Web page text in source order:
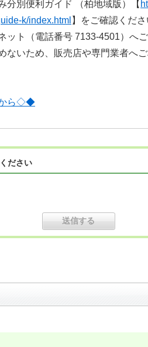
分別便利ガイド （柏地域版）【
k/index.html 】をご確認くださ
ト（電話番号 7133-4501）へご
いため、販売店や専門業者へご
から◇◆
ださい